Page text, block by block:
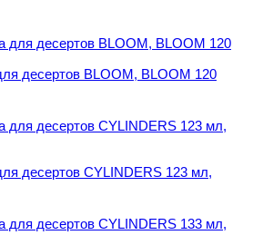
десертов BLOOM, BLOOM 120
десертов CYLINDERS 123 мл,